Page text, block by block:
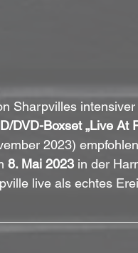
Sharpvilles
DVD-Boxset „Live At
2023)
8. Mai 2023 in der
live als echtes